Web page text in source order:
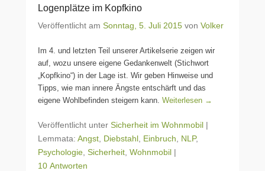
Logenplätze im Kopfkino
Veröffentlicht am Sonntag, 5. Juli 2015 von Volker
Im 4. und letzten Teil unserer Artikelserie zeigen wir
auf, wozu unsere eigene Gedankenwelt (Stichwort
„Kopfkino“) in der Lage ist. Wir geben Hinweise und
Tipps, wie man innere Ängste entschärft und das
eigene Wohlbefinden steigern kann. Weiterlesen →
Veröffentlicht unter Sicherheit im Wohnmobil |
Lemmata: Angst Diebstahl Einbruch NLP,
Psychologie Sicherheit Wohnmobil |
10 Antworten